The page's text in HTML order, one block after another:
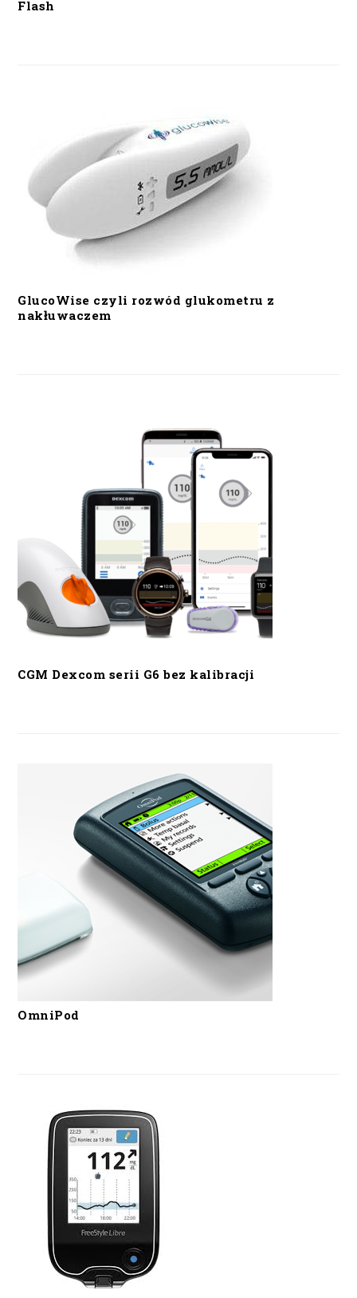
Flash
GlucoWise czyli rozwód glukometru z
nakłuwaczem
CGM Dexcom serii G6 bez kalibracji
OmniPod